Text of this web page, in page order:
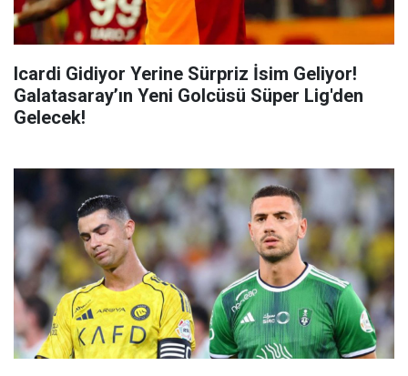
Icardi Gidiyor Yerine Sürpriz İsim Geliyor!
Galatasaray’ın Yeni Golcüsü Süper Lig'den
Gelecek!